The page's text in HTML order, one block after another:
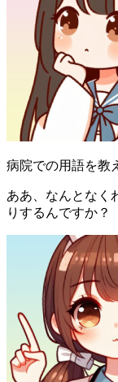
病院での用語を教
ああ、なんとなく
りするんですか？